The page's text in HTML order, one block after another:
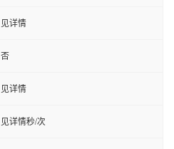
见详情
否
见详情
见详情秒/次